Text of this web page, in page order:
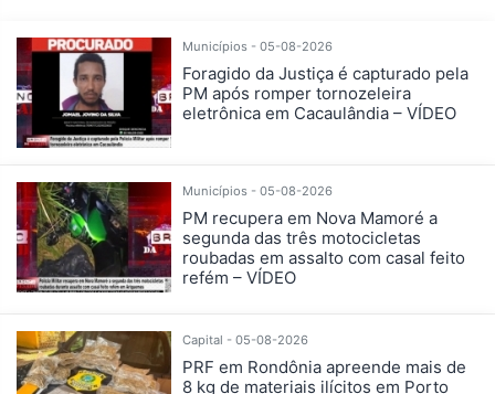
Municípios - 05-08-2026
Foragido da Justiça é capturado pela
PM após romper tornozeleira
eletrônica em Cacaulândia – VÍDEO
Municípios - 05-08-2026
PM recupera em Nova Mamoré a
segunda das três motocicletas
roubadas em assalto com casal feito
refém – VÍDEO
Capital - 05-08-2026
PRF em Rondônia apreende mais de
8 kg de materiais ilícitos em Porto